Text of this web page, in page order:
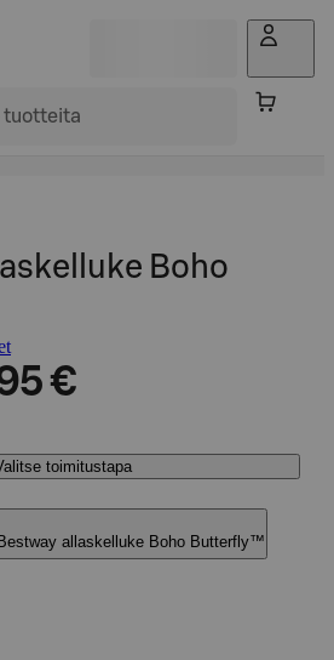
Boho
€
toimitustapa
allaskelluke Boho Butterfly™